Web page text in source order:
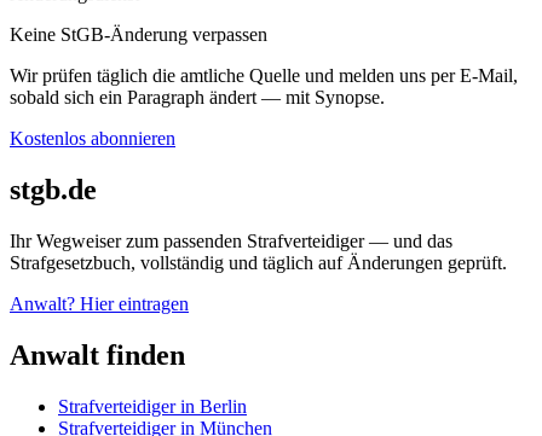
Keine StGB-Änderung verpassen
Wir prüfen täglich die amtliche Quelle und melden uns per E-Mail,
sobald sich ein Paragraph ändert — mit Synopse.
Kostenlos abonnieren
stgb.de
Ihr Wegweiser zum passenden Strafverteidiger — und das
Strafgesetzbuch, vollständig und täglich auf Änderungen geprüft.
Anwalt? Hier eintragen
Anwalt finden
Strafverteidiger in Berlin
Strafverteidiger in München